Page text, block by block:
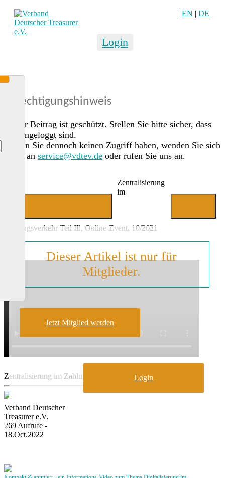
| EN | DE
Login
Berechtigungshinweis
Dieser Beitrag ist geschützt. Stellen Sie bitte sicher, dass
Sie eingeloggt sind.
Sollten Sie dennoch keinen Zugriff haben, wenden Sie sich
gerne an service@vdtev.de oder rufen Sie uns an.
Zentralisierung
im
Zahlungsverkehr Teil IIl, Online-Event, 10/2021
Dieser Artikel ist nur für
Mitglieder.
Jetzt Mitglied werden
Login
Zentralisierung im Zahlungsverkehr Teil IIl
Verband Deutscher
Treasurer e.V.
269 Aufrufe -
18.Oct.2022